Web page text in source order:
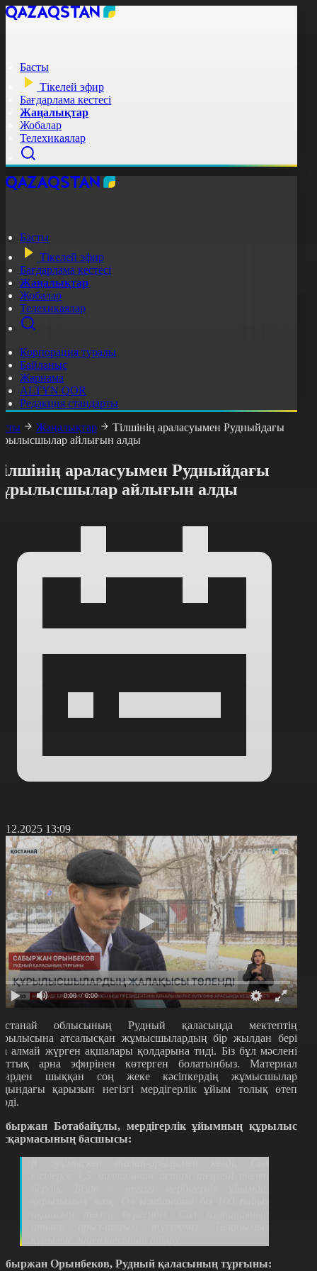
Басты
Тікелей эфир
Бағдарлама кестесі
Жаңалықтар
Жобалар
Телехикаялар
Басты
Тікелей эфир
Бағдарлама кестесі
Жаңалықтар
Жобалар
Телехикаялар
Корпорация туралы
Байланыс
Жарнама
ALTYN QOR
Редакция стандарты
Жаңалықтар
Тілшінің араласуымен Рудныйдағы
айлығын алды
араласуымен Рудныйдағы
айлығын алды
13:09
0:00 / 0:00
облысының Рудный қаласында мектептің
атсалысқан жұмысшылардың бір жылдан бері
алмай жүрген ақшалары қолдарына тиді. Біз бұл мәслені
арна эфирінен көтерген болатынбыз. Материал
шыққан соң жеке кәсіпкердің жұмысшылар
қарызын негізгі мердігерлік ұйым толық өтеп
Ботабайұлы, мердігерлік ұйымның құрылыс
басшысы:
Орынбеков, Рудный қаласының тұрғыны: